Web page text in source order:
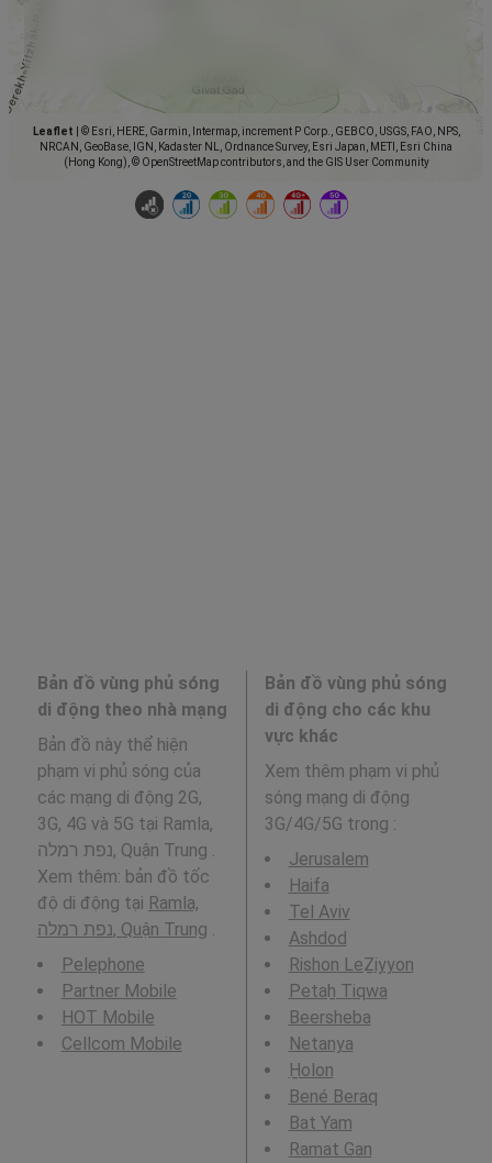
Leaflet
© Esri, HERE, Garmin, Intermap, increment P Corp., GEBCO, USGS, FAO, NPS,
NRCAN, GeoBase, IGN, Kadaster NL, Ordnance Survey, Esri Japan, METI, Esri China
(Hong Kong), © OpenStreetMap contributors, and the GIS User Community
Bản đồ vùng phủ sóng
di động theo nhà mạng
Bản đồ này thể hiện
phạm vi phủ sóng của
các mạng di động 2G,
3G, 4G và 5G tại Ramla,
נפת רמלה, Quận Trung .
Xem thêm: bản đồ tốc
độ di động tại Ramla,
נפת רמלה, Quận Trung
Pelephone
Partner Mobile
HOT Mobile
Cellcom Mobile
Bản đồ vùng phủ sóng
di động cho các khu
vực khác
Xem thêm phạm vi phủ
sóng mạng di động
3G/4G/5G trong :
Jerusalem
Haifa
Tel Aviv
Ashdod
Rishon LeẔiyyon
Petaẖ Tiqwa
Beersheba
Netanya
H̱olon
Bené Beraq
Bat Yam
Ramat Gan